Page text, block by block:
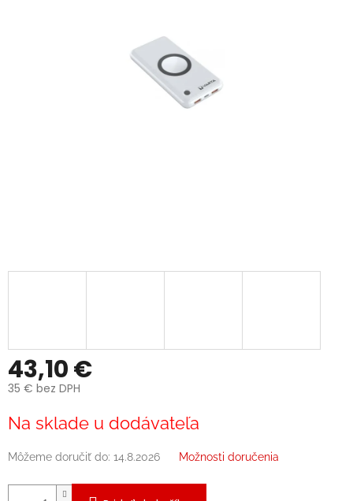
43,10 €
35 € bez DPH
cena:
Na sklade u dodávateľa
Môžeme doručiť do: 14.8.2026 Možnosti doručenia